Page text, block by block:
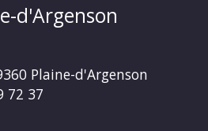
d'Argenson
Plaine-d'Argenson
72 37